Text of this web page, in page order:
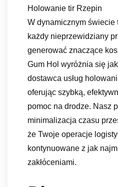
Holowanie tir Rzepin
W dynamicznym świecie
każdy nieprzewidziany
generować znaczące
Gum Hol wyróżnia się
dostawca usług
oferując szybką,
pomoc na drodze. Nasz
minimalizacja czasu
że Twoje operacje
kontynuowane z jak
zakłóceniami.